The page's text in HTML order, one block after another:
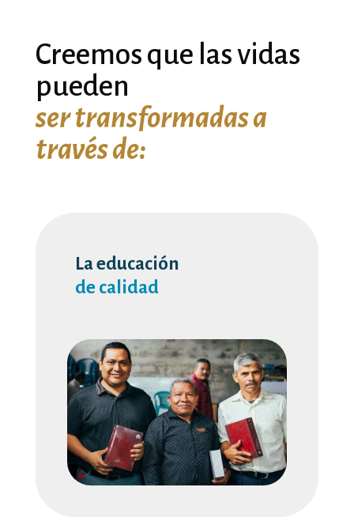
Creemos que las vidas
pueden
ser transformadas a
través de:
La educación
de calidad